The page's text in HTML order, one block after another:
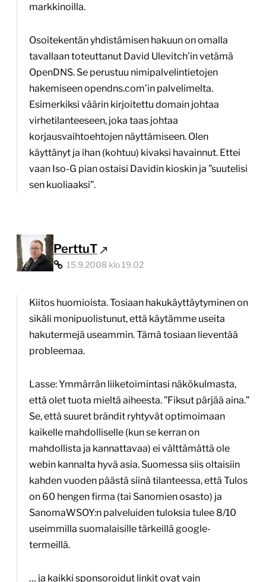
markkinoilla.
Osoitekentän yhdistämisen hakuun on omalla
tavallaan toteuttanut David Ulevitch’in vetämä
OpenDNS. Se perustuu nimipalvelintietojen
hakemiseen opendns.com’in palvelimelta.
Esimerkiksi väärin kirjoitettu domain johtaa
virhetilanteeseen, joka taas johtaa
korjausvaihtoehtojen näyttämiseen. Olen
käyttänyt ja ihan (kohtuu) kivaksi havainnut. Ettei
vaan Iso-G pian ostaisi Davidin kioskin ja ”suutelisi
sen kuoliaaksi”.
PerttuT
15.9.2008 klo 19.02
Kiitos huomioista. Tosiaan hakukäyttäytyminen on
sikäli monipuolistunut, että käytämme useita
hakutermejä useammin. Tämä tosiaan lieventää
probleemaa.
Lasse: Ymmärrän liiketoimintasi näkökulmasta,
että olet tuota mieltä aiheesta. ”Fiksut pärjää aina.”
Se, että suuret brändit ryhtyvät optimoimaan
kaikelle mahdolliselle (kun se kerran on
mahdollista ja kannattavaa) ei välttämättä ole
webin kannalta hyvä asia. Suomessa siis oltaisiin
kahden vuoden päästä siinä tilanteessa, että Tulos
on 60 hengen firma (tai Sanomien osasto) ja
SanomaWSOY:n palveluiden tuloksia tulee 8/10
useimmilla suomalaisille tärkeillä google-
termeillä.
… ja kaikki sponsoroidut linkit ovat vain